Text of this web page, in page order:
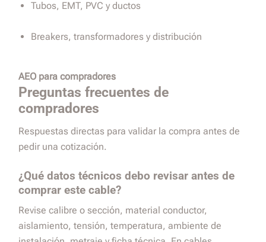
Tubos, EMT, PVC y ductos
Breakers, transformadores y distribución
AEO para compradores
Preguntas frecuentes de
compradores
Respuestas directas para validar la compra antes de
pedir una cotización.
¿Qué datos técnicos debo revisar antes de
comprar este cable?
Revise calibre o sección, material conductor,
aislamiento, tensión, temperatura, ambiente de